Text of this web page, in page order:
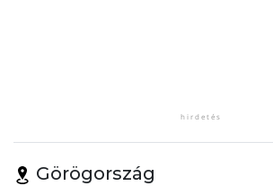
Görögország